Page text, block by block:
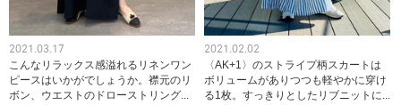
2021.03.17
こんなリラックス感溢れるリネンワン
ピースはいかがでしょうか。襟元のリ
ボン、ウエストのドローストリング...
2021.02.02
〈AK+1〉のストライプ柄スカートは
ボリュームがありつつも軽やかに穿け
る1枚。すっきりとしたリブニットに...